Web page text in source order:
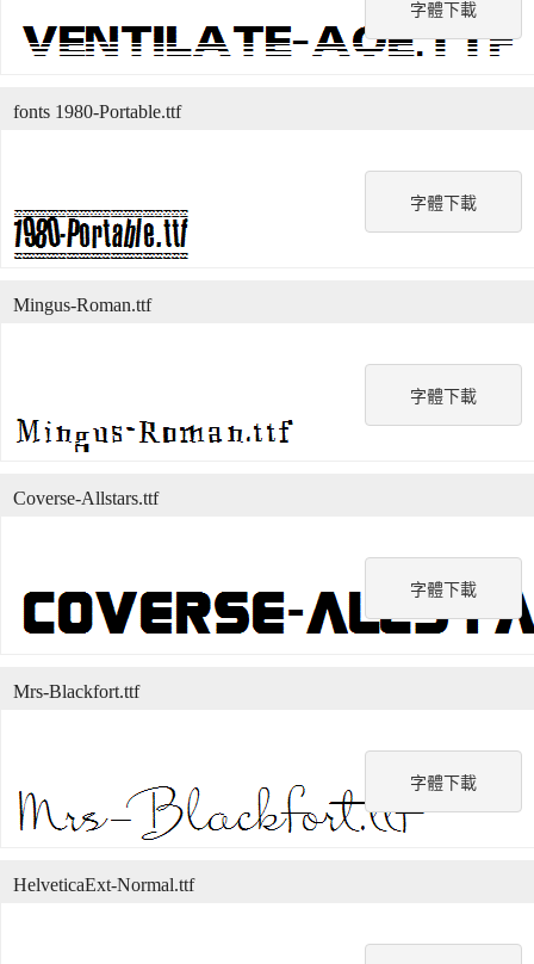
字體下載
字體下載
fonts 1980-Portable.ttf
字體下載
Mingus-Roman.ttf
字體下載
Coverse-Allstars.ttf
字體下載
Mrs-Blackfort.ttf
HelveticaExt-Normal.ttf